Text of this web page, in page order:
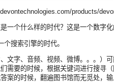
products/
一个什么样的时代？这是一个数字
搜索引擎的时代。
文字、音频、视频、微博。。。）
需要的时候，根据关键词进行搜寻
案的时候，翻遍图书馆而无觅处，